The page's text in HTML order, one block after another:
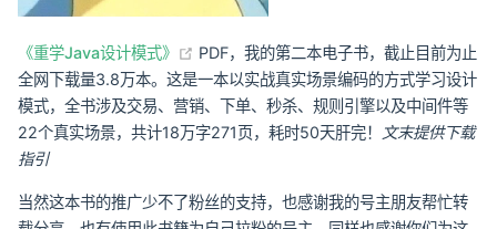
《重学Java设计模式》 (opens new window)
PDF，我的第二本电子书，截止目前为止
全网下载量3.8万本。这是一本以实战真实场景编码的方式学习设计
模式，全书涉及交易、营销、下单、秒杀、规则引擎以及中间件等
22个真实场景，共计18万字271页，耗时50天肝完！
文末提供下载
指引
当然这本书的推广少不了粉丝的支持，也感谢我的号主朋友帮忙转